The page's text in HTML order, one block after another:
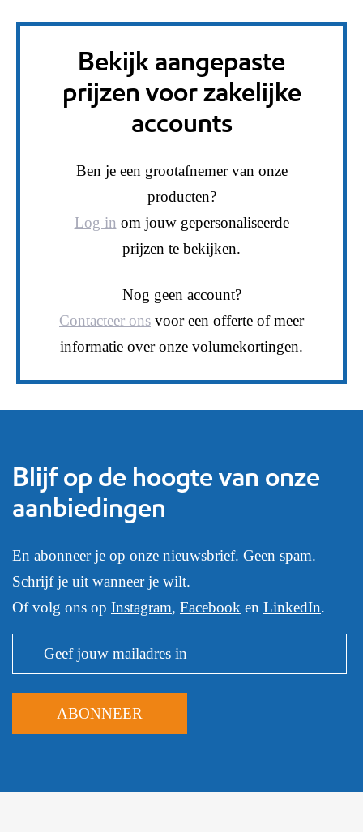
Bekijk aangepaste
prijzen voor zakelijke
accounts
Ben je een grootafnemer van onze
producten?
Log in om jouw gepersonaliseerde
prijzen te bekijken.
Nog geen account?
Contacteer ons voor een offerte of meer
informatie over onze volumekortingen.
Blijf op de hoogte van onze
aanbiedingen
En abonneer je op onze nieuwsbrief. Geen spam.
Schrijf je uit wanneer je wilt.
Of volg ons op Instagram, Facebook en LinkedIn.